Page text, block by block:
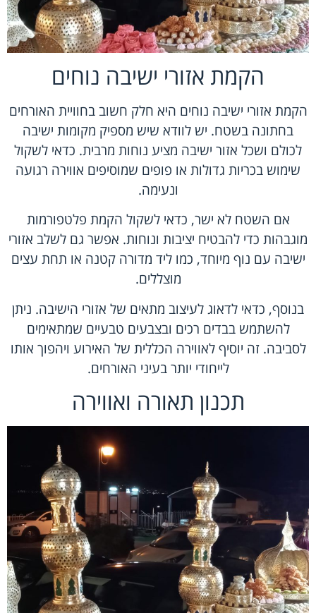
הקמת אזורי ישיבה נוחים
הקמת אזורי ישיבה נוחים היא חלק חשוב בחוויית האורחים
בחתונה בשטח. יש לוודא שיש מספיק מקומות ישיבה
לכולם ושכל אזור ישיבה מציע נוחות מרבית. כדאי לשקול
שימוש בכריות גדולות או פופים שמוסיפים אווירה רגועה
ונעימה.
אם השטח לא ישר, כדאי לשקול הקמת פלטפורמות
מוגבהות כדי להבטיח יציבות ונוחות. אפשר גם לשלב אזורי
ישיבה עם נוף מיוחד, כמו ליד מדורה קטנה או תחת עצים
מוצללים.
בנוסף, כדאי לדאוג לעיצוב מתאים של אזורי הישיבה. ניתן
להשתמש בבדים רכים ובצבעים טבעיים שמתאימים
לסביבה. זה יוסיף לאווירה הכללית של האירוע ויהפוך אותו
לייחודי יותר בעיני האורחים.
תכנון תאורה ואווירה